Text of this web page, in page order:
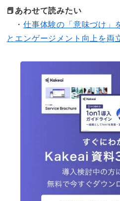
📕あわせて読みたい
・仕事体験の「意味づけ」
とエンゲージメント向上を両